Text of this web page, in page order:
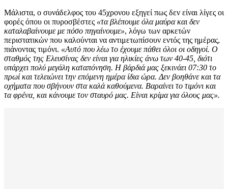
Μάλιστα, ο συνάδελφος του 45χρονου εξηγεί πως δεν είναι λίγες οι
φορές όπου οι πυροσβέστες «τα βλέπουμε όλα μαύρα και δεν
καταλαβαίνουμε με πόσο πηγαίνουμε», λόγω των αρκετών
περιστατικών που καλούνται να αντιμετωπίσουν εντός της ημέρας,
πιάνοντας τιμόνι. «Αυτό που λέω το έχουμε πάθει όλοι οι οδηγοί. Ο
σταθμός της Ελευσίνας δεν είναι για ηλικίες άνω των 40-45, διότι
υπάρχει πολύ μεγάλη καταπόνηση. Η βάρδιά μας ξεκινάει 07:30 το
πρωί και τελειώνει την επόμενη ημέρα ίδια ώρα. Δεν βοηθάνε και τα
οχήματα που σβήνουν στα καλά καθούμενα. Βαραίνει το τιμόνι και
τα φρένα, και κάνουμε τον σταυρό μας. Είναι κρίμα για όλους μας».